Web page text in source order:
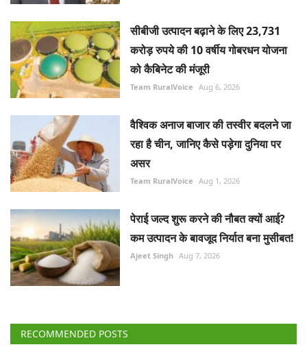
सीबीजी उत्पादन बढ़ाने के लिए 23,731
करोड़ रुपये की 10 वर्षीय गोबरधन योजना
को कैबिनेट की मंजूरी
Team RuralVoice Aug 6, 2026
वैश्विक अनाज बाजार की तस्वीर बदलने जा
रहा है चीन, जानिए कैसे पड़ेगा दुनिया पर
असर
Team RuralVoice Aug 1, 2026
पेराई जल्द शुरू करने की नौबत क्यों आई?
कम उत्पादन के बावजूद निर्यात बना मुसीबत!
Ajeet Singh Aug 7, 2026
RECOMMENDED POSTS